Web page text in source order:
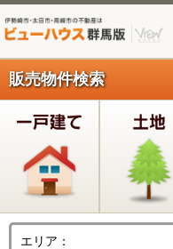
販売物件検索
エリア：